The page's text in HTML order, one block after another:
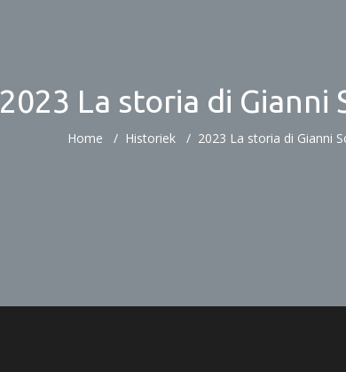
2023 La storia di Gianni
Home Historiek 2023 La storia di Gianni